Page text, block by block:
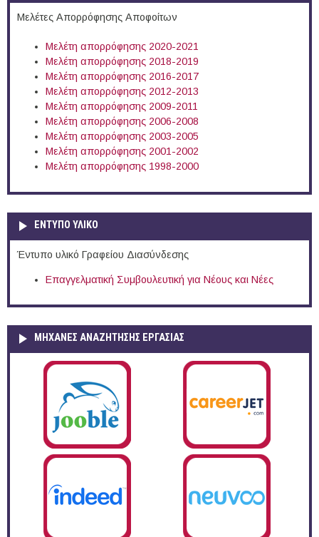
Μελέτες Απορρόφησης Αποφοίτων
Μελέτη απορρόφησης 2020-2021
Μελέτη απορρόφησης 2018-2019
Μελέτη απορρόφησης 2016-2017
Μελέτη απορρόφησης 2012-2013
Μελέτη απορρόφησης 2009-2011
Μελέτη απορρόφησης 2006-2008
Μελέτη απορρόφησης 2003-2005
Μελέτη απορρόφησης 2001-2002
Μελέτη απορρόφησης 1998-2000
ΕΝΤΥΠΟ ΥΛΙΚΟ
Έντυπο υλικό Γραφείου Διασύνδεσης
Επαγγελματική Συμβουλευτική για Νέους και Νέες
ΜΗΧΑΝΕΣ ΑΝΑΖΗΤΗΣΗΣ ΕΡΓΑΣΙΑΣ